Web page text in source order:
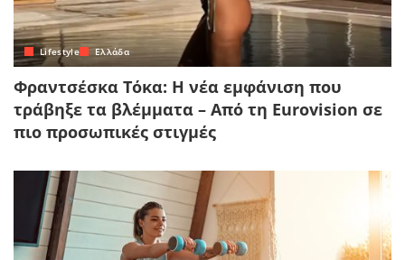
Lifestyle Ελλάδα
Φραντσέσκα Τόκα: Η νέα εμφάνιση που
τράβηξε τα βλέμματα – Από τη Eurovision σε
πιο προσωπικές στιγμές